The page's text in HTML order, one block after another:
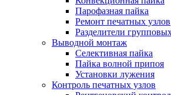
Парофазная пайка
Ремонт печатных узлов
Разделители
Выводной монтаж
Селективная пайка
Пайка волной припоя
Установки лужения
Контроль печатных узлов